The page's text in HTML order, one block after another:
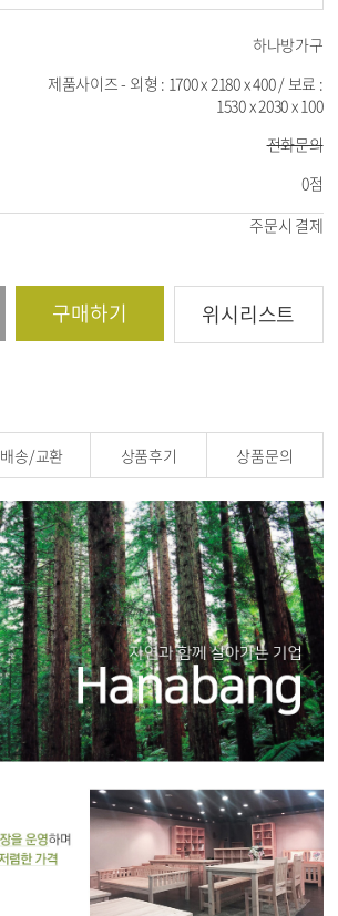
하나방가구
제품사이즈 - 외형 : 1700 x 2180 x 400 / 보료 :
1530 x 2030 x 100
전화문의
0점
주문시 결제
구매하기 위시리스트
배송/교환 상품후기 상품문의